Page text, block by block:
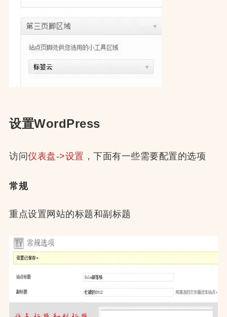
设置WordPress
访问仪表盘->设置 ，下面有一些需要配置的选项
常规
重点设置网站的标题和副标题